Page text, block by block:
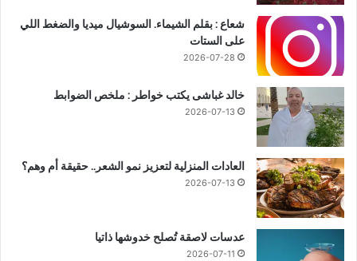
شعاع : بقلم الشيماء. السوشيال ميديا والضغط اللي
على الستات
2026-07-28
خالد غباشى يكتب خواطر : ملخص الضوابط
2026-07-13
العادات المنزلية لتعزيز نمو الشعر.. حقيقة أم وهم؟
2026-07-13
عدسات لاصقة تُصلح خدوشها ذاتيا
2026-07-11